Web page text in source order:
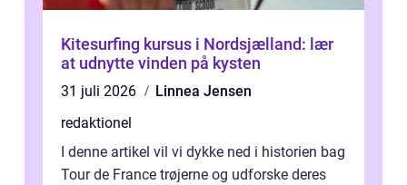
Kitesurfing kursus i Nordsjælland: lær
at udnytte vinden på kysten
31 juli 2026
Linnea Jensen
redaktionel
I denne artikel vil vi dykke ned i historien bag
Tour de France trøjerne og udforske deres